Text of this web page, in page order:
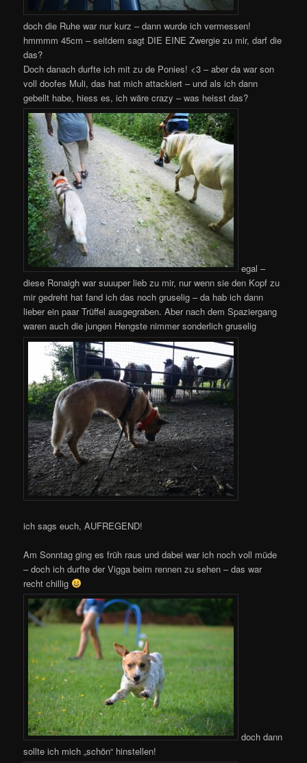
doch die Ruhe war nur kurz – dann wurde ich vermessen!
hmmmm 45cm – seitdem sagt DIE EINE Zwergie zu mir, darf die
das?
Doch danach durfte ich mit zu de Ponies! <3 – aber da war son
voll doofes Muli, das hat mich attackiert – und als ich dann
gebellt habe, hiess es, ich wäre crazy – was heisst das?
egal –
diese Ronaigh war suuuper lieb zu mir, nur wenn sie den Kopf zu
mir gedreht hat fand ich das noch gruselig – da hab ich dann
lieber ein paar Trüffel ausgegraben. Aber nach dem Spaziergang
waren auch die jungen Hengste nimmer sonderlich gruselig
ich sags euch, AUFREGEND!
Am Sonntag ging es früh raus und dabei war ich noch voll müde
– doch ich durfte der Vigga beim rennen zu sehen – das war
recht chillig
doch dann
sollte ich mich „schön“ hinstellen!